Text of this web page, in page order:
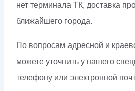
нет терминала ТК, доставка
ближайшего города.
По вопросам адресной и
можете уточнить у нашего
телефону или электронной